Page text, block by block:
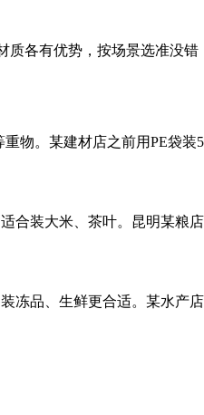
质各有优势，按场景选准没错
物。某建材店之前用PE袋
合装大米、茶叶。昆明某粮
品、生鲜更合适。某水产